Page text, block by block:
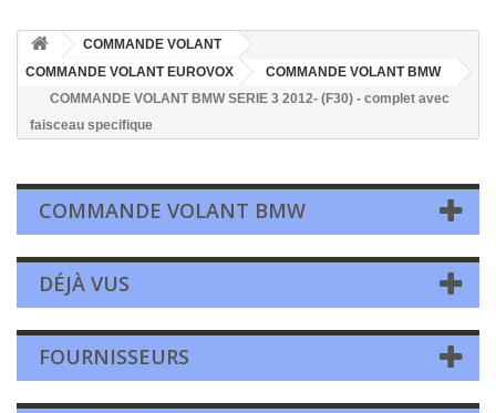
COMMANDE VOLANT
COMMANDE VOLANT EUROVOX
COMMANDE VOLANT BMW
COMMANDE VOLANT BMW SERIE 3 2012- (F30) - complet avec
faisceau specifique
COMMANDE VOLANT BMW
DÉJÀ VUS
FOURNISSEURS